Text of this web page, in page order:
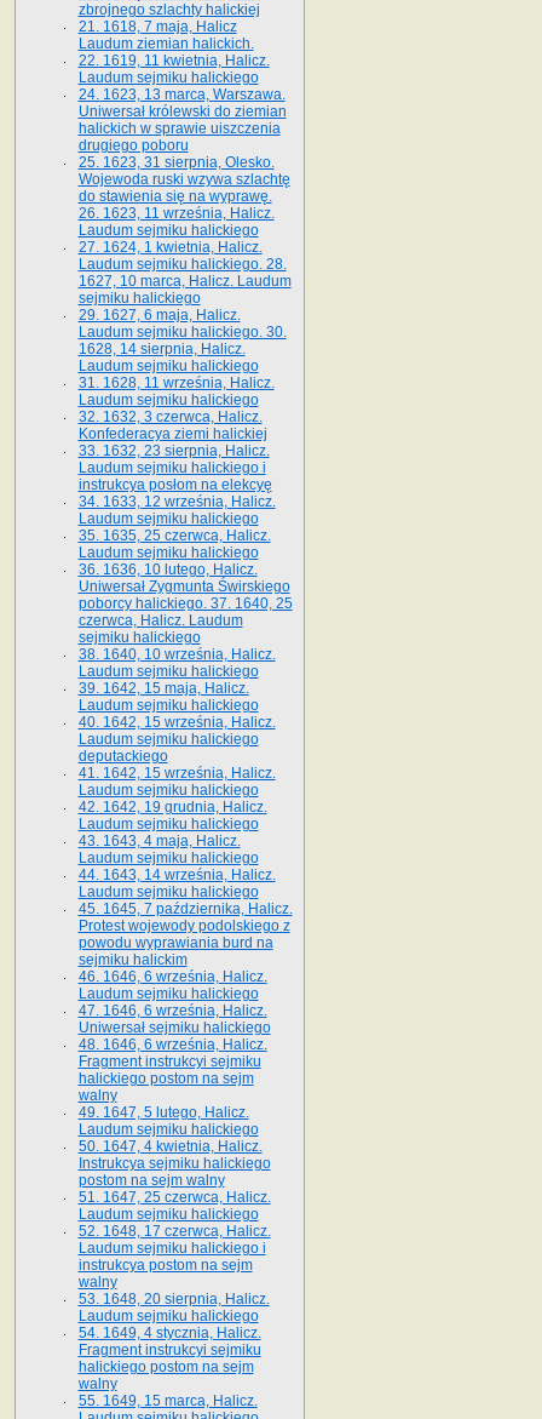
zbrojnego szlachty halickiej
21. 1618, 7 maja, Halicz
Laudum ziemian halickich.
22. 1619, 11 kwietnia, Halicz.
Laudum sejmiku halickiego
24. 1623, 13 marca, Warszawa.
Uniwersał królewski do ziemian
halickich w sprawie uiszczenia
drugiego poboru
25. 1623, 31 sierpnia, Olesko.
Wojewoda ruski wzywa szlachtę
do stawienia się na wyprawę.
26. 1623, 11 września, Halicz.
Laudum sejmiku halickiego
27. 1624, 1 kwietnia, Halicz.
Laudum sejmiku halickiego. 28.
1627, 10 marca, Halicz. Laudum
sejmiku halickiego
29. 1627, 6 maja, Halicz.
Laudum sejmiku halickiego. 30.
1628, 14 sierpnia, Halicz.
Laudum sejmiku halickiego
31. 1628, 11 września, Halicz.
Laudum sejmiku halickiego
32. 1632, 3 czerwca, Halicz.
Konfederacya ziemi halickiej
33. 1632, 23 sierpnia, Halicz.
Laudum sejmiku halickiego i
instrukcya posłom na elekcyę
34. 1633, 12 września, Halicz.
Laudum sejmiku halickiego
35. 1635, 25 czerwca, Halicz.
Laudum sejmiku halickiego
36. 1636, 10 lutego, Halicz.
Uniwersał Zygmunta Świrskiego
poborcy halickiego. 37. 1640, 25
czerwca, Halicz. Laudum
sejmiku halickiego
38. 1640, 10 września, Halicz.
Laudum sejmiku halickiego
39. 1642, 15 maja, Halicz.
Laudum sejmiku halickiego
40. 1642, 15 września, Halicz.
Laudum sejmiku halickiego
deputackiego
41. 1642, 15 września, Halicz.
Laudum sejmiku halickiego
42. 1642, 19 grudnia, Halicz.
Laudum sejmiku halickiego
43. 1643, 4 maja, Halicz.
Laudum sejmiku halickiego
44. 1643, 14 września, Halicz.
Laudum sejmiku halickiego
45. 1645, 7 października, Halicz.
Protest wojewody podolskiego z
powodu wyprawiania burd na
sejmiku halickim
46. 1646, 6 września, Halicz.
Laudum sejmiku halickiego
47. 1646, 6 września, Halicz.
Uniwersał sejmiku halickiego
48. 1646, 6 września, Halicz.
Fragment instrukcyi sejmiku
halickiego postom na sejm
walny
49. 1647, 5 lutego, Halicz.
Laudum sejmiku halickiego
50. 1647, 4 kwietnia, Halicz.
Instrukcya sejmiku halickiego
postom na sejm walny
51. 1647, 25 czerwca, Halicz.
Laudum sejmiku halickiego
52. 1648, 17 czerwca, Halicz.
Laudum sejmiku halickiego i
instrukcya postom na sejm
walny
53. 1648, 20 sierpnia, Halicz.
Laudum sejmiku halickiego
54. 1649, 4 stycznia, Halicz.
Fragment instrukcyi sejmiku
halickiego postom na sejm
walny
55. 1649, 15 marca, Halicz.